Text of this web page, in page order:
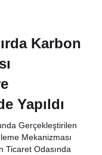
Karbon
Yapıldı
Gerçekleştirilen
Mekanizması
Ticaret Odasında